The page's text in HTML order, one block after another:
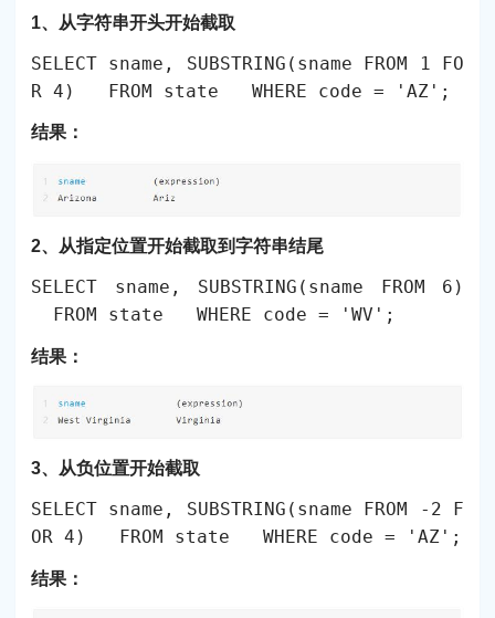
1、从字符串开头开始截取
SELECT sname, SUBSTRING(sname FROM 1 FO
R 4) FROM state WHERE code = 'AZ';
结果：
2、从指定位置开始截取到字符串结尾
SELECT sname, SUBSTRING(sname FROM 6)
FROM state WHERE code = 'WV';
结果：
3、从负位置开始截取
SELECT sname, SUBSTRING(sname FROM -2 F
OR 4) FROM state WHERE code = 'AZ';
结果：